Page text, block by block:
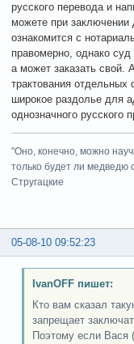
русского перевода и
можете при заключении
ознакомится с
правомерно, однако
а может заказать свой.
трактования
широкое раздолье для
однозначного русского
"Оно, конечно, можно
только будет ли медведю
Стругацкие
05-08-10 09:52:23
IvanOFF пишет:
Кто вам сказал
запрещает
Поэтому если Вася